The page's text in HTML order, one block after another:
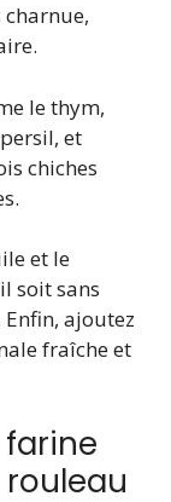
charnue,
le thym,
et
chiches
et le
soit sans
ajoutez
fraîche et
farine